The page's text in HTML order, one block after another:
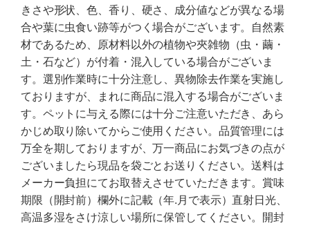
きさや形状、色、香り、硬さ、成分値などが異なる場
合や葉に虫食い跡等がつく場合がございます。自然素
材であるため、原材料以外の植物や夾雑物（虫・繭・
土・石など）が付着・混入している場合がございま
す。選別作業時に十分注意し、異物除去作業を実施し
ておりますが、まれに商品に混入する場合がございま
す。ペットに与える際には十分ご注意いただき、あら
かじめ取り除いてからご使用ください。品質管理には
万全を期しておりますが、万一商品にお気づきの点が
ございましたら現品を袋ごとお送りください。送料は
メーカー負担にてお取替えさせていただきます。賞味
期限（開封前）欄外に記載（年.月で表示）直射日光、
高温多湿をさけ涼しい場所に保管してください。開封